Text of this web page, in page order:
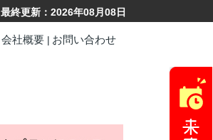
最終更新：2026年08月08日
会社概要 お問い合わせ